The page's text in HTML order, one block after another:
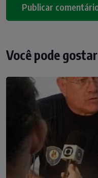
Você pode gostar